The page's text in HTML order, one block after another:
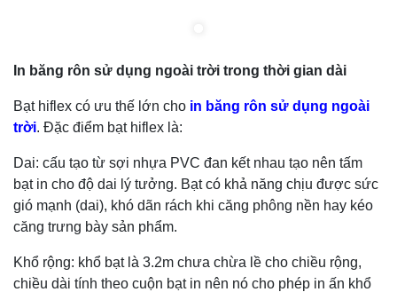
In băng rôn sử dụng ngoài trời trong thời gian dài
Bạt hiflex có ưu thế lớn cho in băng rôn sử dụng ngoài
trời. Đặc điểm bạt hiflex là:
Dai: cấu tạo từ sợi nhựa PVC đan kết nhau tạo nên tấm
bạt in cho độ dai lý tưởng. Bạt có khả năng chịu được sức
gió mạnh (dai), khó dãn rách khi căng phông nền hay kéo
căng trưng bày sản phẩm.
Khổ rộng: khổ bạt là 3.2m chưa chừa lề cho chiều rộng,
chiều dài tính theo cuộn bạt in nên nó cho phép in ấn khổ